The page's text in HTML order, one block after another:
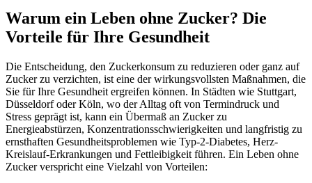
Warum ein Leben ohne Zucker? Die
Vorteile für Ihre Gesundheit
Die Entscheidung, den Zuckerkonsum zu reduzieren oder ganz auf
Zucker zu verzichten, ist eine der wirkungsvollsten Maßnahmen, die
Sie für Ihre Gesundheit ergreifen können. In Städten wie Stuttgart,
Düsseldorf oder Köln, wo der Alltag oft von Termindruck und
Stress geprägt ist, kann ein Übermaß an Zucker zu
Energieabstürzen, Konzentrationsschwierigkeiten und langfristig zu
ernsthaften Gesundheitsproblemen wie Typ-2-Diabetes, Herz-
Kreislauf-Erkrankungen und Fettleibigkeit führen. Ein Leben ohne
Zucker verspricht eine Vielzahl von Vorteilen: